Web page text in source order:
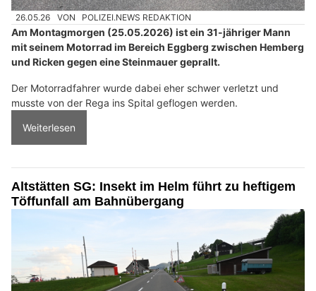
26.05.26 VON POLIZEI.NEWS REDAKTION
Am Montagmorgen (25.05.2026) ist ein 31-jähriger Mann
mit seinem Motorrad im Bereich Eggberg zwischen Hemberg
und Ricken gegen eine Steinmauer geprallt.
Der Motorradfahrer wurde dabei eher schwer verletzt und
musste von der Rega ins Spital geflogen werden.
Weiterlesen
Altstätten SG: Insekt im Helm führt zu heftigem
Töffunfall am Bahnübergang